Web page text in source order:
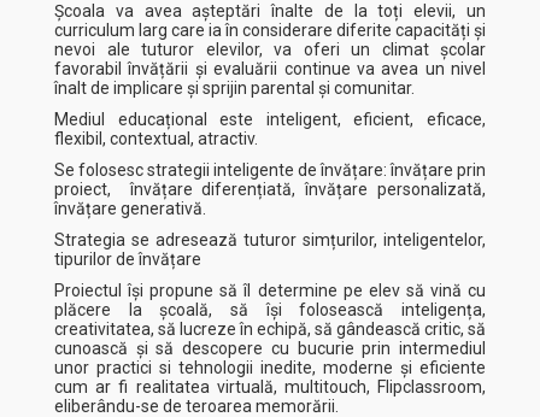
Școala va avea așteptări înalte de la toți elevii, un
curriculum larg care ia în considerare diferite capacități și
nevoi ale tuturor elevilor, va oferi un climat școlar
favorabil învățării și evaluării continue va avea un nivel
înalt de implicare și sprijin parental și comunitar.
Mediul educațional este inteligent, eficient, eficace,
flexibil, contextual, atractiv.
Se folosesc strategii inteligente de învățare: învățare prin
proiect, învățare diferențiată, învățare personalizată,
învățare generativă.
Strategia se adresează tuturor simțurilor, inteligentelor,
tipurilor de învățare
Proiectul își propune să îl determine pe elev să vină cu
plăcere la școală, să își folosească inteligența,
creativitatea, să lucreze în echipă, să gândească critic, să
cunoască și să descopere cu bucurie prin intermediul
unor practici si tehnologii inedite, moderne și eficiente
cum ar fi realitatea virtuală, multitouch, Flipclassroom,
eliberându-se de teroarea memorării.